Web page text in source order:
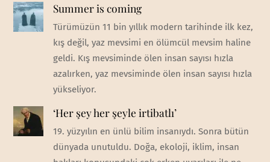
Summer is coming
Türümüzün 11 bin yıllık modern tarihinde ilk kez,
kış değil, yaz mevsimi en ölümcül mevsim haline
geldi. Kış mevsiminde ölen insan sayısı hızla
azalırken, yaz mevsiminde ölen insan sayısı hızla
yükseliyor.
‘Her şey her şeyle irtibatlı’
19. yüzyılın en ünlü bilim insanıydı. Sonra bütün
dünyada unutuldu. Doğa, ekoloji, iklim, insan